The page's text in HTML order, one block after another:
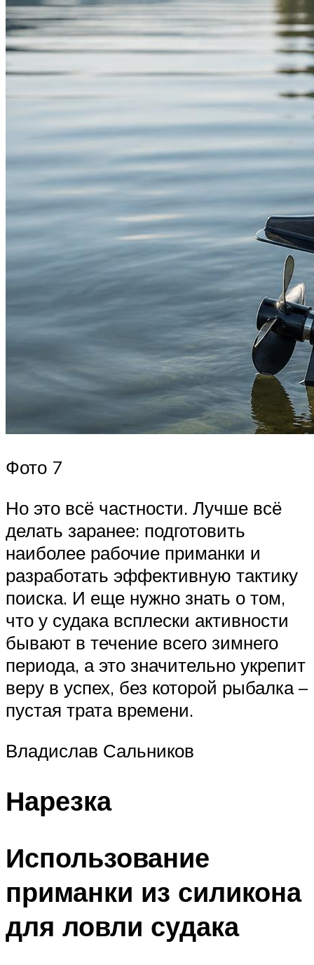
Фото 7
Но это всё частности. Лучше всё
делать заранее: подготовить
наиболее рабочие приманки и
разработать эффективную тактику
поиска. И еще нужно знать о том,
что у судака всплески активности
бывают в течение всего зимнего
периода, а это значительно укрепит
веру в успех, без которой рыбалка –
пустая трата времени.
Владислав Сальников
Нарезка
Использование
приманки из силикона
для ловли судака